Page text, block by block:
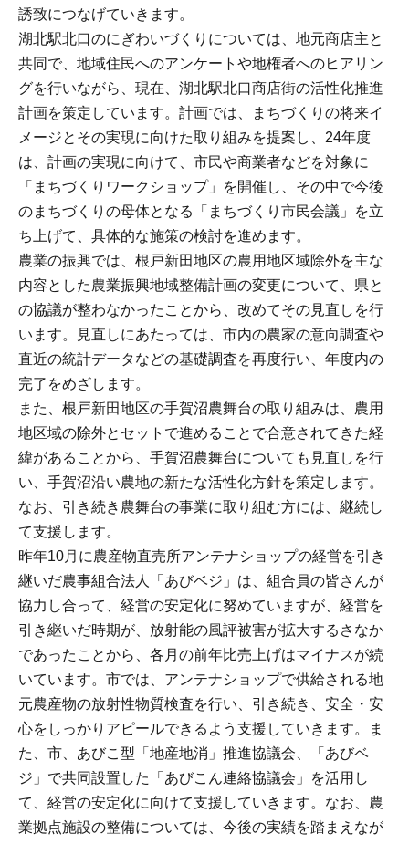
誘致につなげていきます。
湖北駅北口のにぎわいづくりについては、地元商店主と
共同で、地域住民へのアンケートや地権者へのヒアリン
グを行いながら、現在、湖北駅北口商店街の活性化推進
計画を策定しています。計画では、まちづくりの将来イ
メージとその実現に向けた取り組みを提案し、24年度
は、計画の実現に向けて、市民や商業者などを対象に
「まちづくりワークショップ」を開催し、その中で今後
のまちづくりの母体となる「まちづくり市民会議」を立
ち上げて、具体的な施策の検討を進めます。
農業の振興では、根戸新田地区の農用地区域除外を主な
内容とした農業振興地域整備計画の変更について、県と
の協議が整わなかったことから、改めてその見直しを行
います。見直しにあたっては、市内の農家の意向調査や
直近の統計データなどの基礎調査を再度行い、年度内の
完了をめざします。
また、根戸新田地区の手賀沼農舞台の取り組みは、農用
地区域の除外とセットで進めることで合意されてきた経
緯があることから、手賀沼農舞台についても見直しを行
い、手賀沼沿い農地の新たな活性化方針を策定します。
なお、引き続き農舞台の事業に取り組む方には、継続し
て支援します。
昨年10月に農産物直売所アンテナショップの経営を引き
継いだ農事組合法人「あびベジ」は、組合員の皆さんが
協力し合って、経営の安定化に努めていますが、経営を
引き継いだ時期が、放射能の風評被害が拡大するさなか
であったことから、各月の前年比売上げはマイナスが続
いています。市では、アンテナショップで供給される地
元農産物の放射性物質検査を行い、引き続き、安全・安
心をしっかりアピールできるよう支援していきます。ま
た、市、あびこ型「地産地消」推進協議会、「あびベ
ジ」で共同設置した「あびこん連絡協議会」を活用し
て、経営の安定化に向けて支援していきます。なお、農
業拠点施設の整備については、今後の実績を踏まえなが